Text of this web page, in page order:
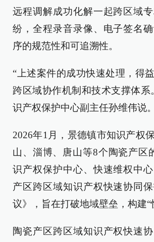
远程调解成功化解一起跨区域
纷，全程录音录像、电子签名
序的规范性和可追溯性。
“上述案件的成功快速处理，得
跨区域协作机制和技术支撑体系
识产权保护中心副主任孙维伟说。
2026年1月，景德镇市知识产权
山、淄博、唐山等8个陶瓷产区
识产权保护中心、快速维权中
产区跨区域知识产权快速协同
议》，旨在打破地域壁垒，构建“
陶瓷产区跨区域知识产权快速